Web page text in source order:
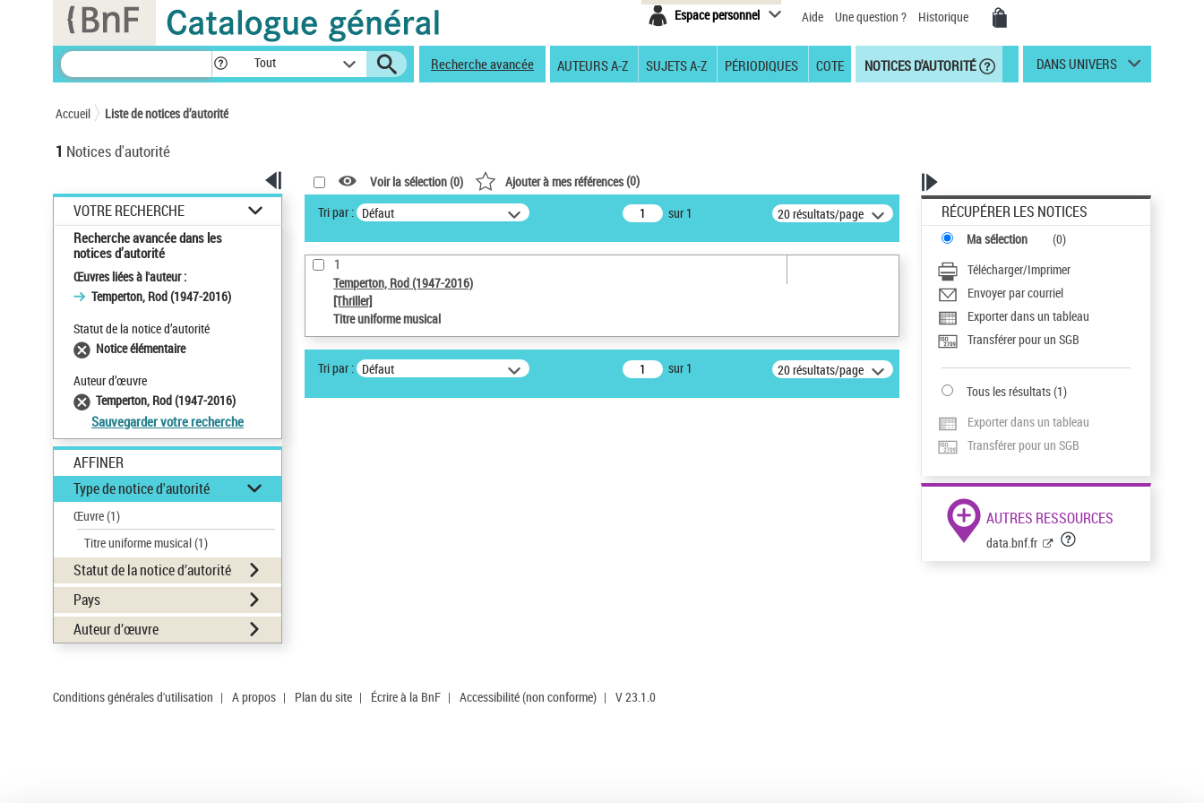
Espace personnel Aide Une question ? Historique
Tout Recherche avancée AUTEURS A-Z SUJETS A-Z PÉRIODIQUES COTE NOTICES D'AUTORITÉ DANS UNIVERS
Accueil Liste de notices d’autorité
1 Notices d'autorité
VOTRE RECHERCHE
Recherche avancée dans les
notices d’autorité
Œuvres liées à l'auteur :
Temperton, Rod (1947-2016)
Statut de la notice d’autorité
Notice élémentaire
Auteur d’œuvre
Temperton, Rod (1947-2016)
Sauvegarder votre recherche
AFFINER
Type de notice d'autorité
Œuvre(1)
Titre uniforme musical(1)
Statut de la notice d’autorité
Pays
Auteur d’œuvre
Voir la sélection (0) Ajouter à mes références(0)
Tri par : Défaut sur 1 20 résultats/page
1
Temperton, Rod (1947-2016)
[Thriller]
Titre uniforme musical
Tri par : Défaut sur 1 20 résultats/page
RÉCUPÉRER LES NOTICES
Ma sélection (0)
Télécharger/Imprimer
Envoyer par courriel
Exporter dans un tableau
Transférer pour un SGB
Tous les résultats(1)
Exporter dans un tableau
Transférer pour un SGB
AUTRES RESSOURCES
data.bnf.fr
Conditions générales d'utilisation | A propos | Plan du site | Écrire à la BnF | Accessibilité (non conforme) | V 23.1.0
Panneau de gestion des cookies